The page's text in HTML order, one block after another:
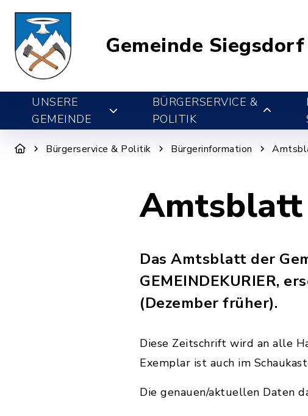
Gemeinde Siegsdorf
UNSERE
GEMEINDE
BÜRGERSERVICE &
POLITIK
Bürgerservice & Politik Bürgerinformation
Amtsblatt
Das Amtsblatt der
GEMEINDEKURIER,
(Dezember früher).
Diese Zeitschrift wird an alle
Exemplar ist auch im
Die genauen/aktuellen Daten